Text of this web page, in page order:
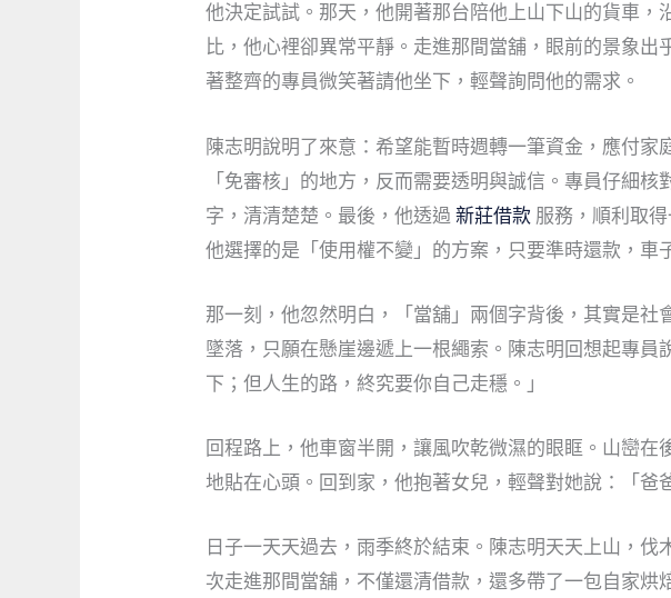
他決定試試。那天，他開著那台陪他上山下山的貨車
比，他心裡卻異常平靜。走進那間當舖，眼前的景象
著整齊的專員微笑著請他坐下，輕聲詢問他的需求。
陳志明說明了來意：希望能暫時週轉一筆資金，應付
「免審核」的地方，反而需要透明與誠信。專員仔細
字，清清楚楚。最後，他透過新莊借款 服務，順利取
他選擇的是「使用權不變」的方案，只要準時還款，車
那一刻，他忽然明白，「當舖」兩個字背後，其實是
墜落，只願在懸崖邊遞上一根繩索。陳志明回想起專
下；但人生的路，終究要你自己走穩。」
回程路上，他車窗半開，讓風吹乾微濕的眼眶。山巒
地貼在心頭。回到家，他抱著女兒，輕聲對她說：「爸
日子一天天過去，雨季終於結束。陳志明天天上山，
次走進那間當舖，不僅還清借款，還多帶了一包自家烘